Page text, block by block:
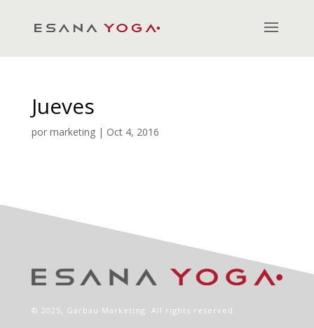
Jueves
por marketing| Oct 4, 2016
© 2025, Garbau Marketing. All rights reserved.